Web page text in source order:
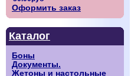
Оформить заказ
Каталог
Боны
Документы.
Жетоны и настольные